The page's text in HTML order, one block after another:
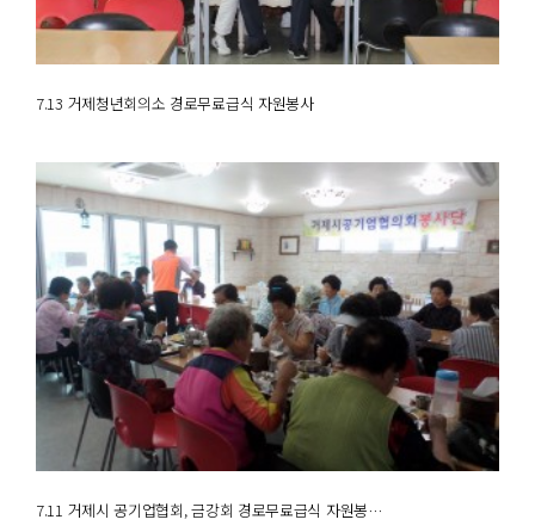
7.13 거제청년회의소 경로무료급식 자원봉사
7.11 거제시 공기업협회, 금강회 경로무료급식 자원봉…